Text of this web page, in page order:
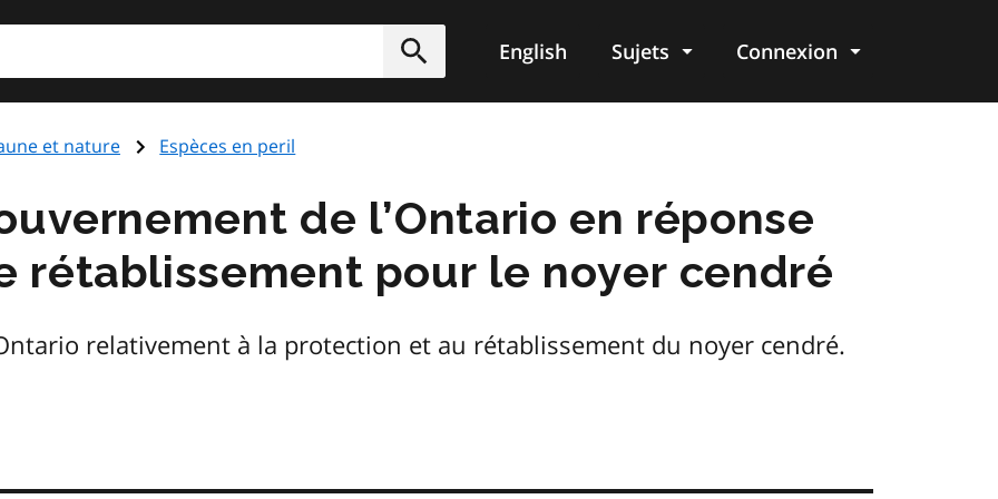
Soumettre
English Sujets Connexion
et nature Espèces en peril
de l’Ontario en réponse
rétablissement pour le noyer cendré
relativement à la protection et au rétablissement du noyer cendré.